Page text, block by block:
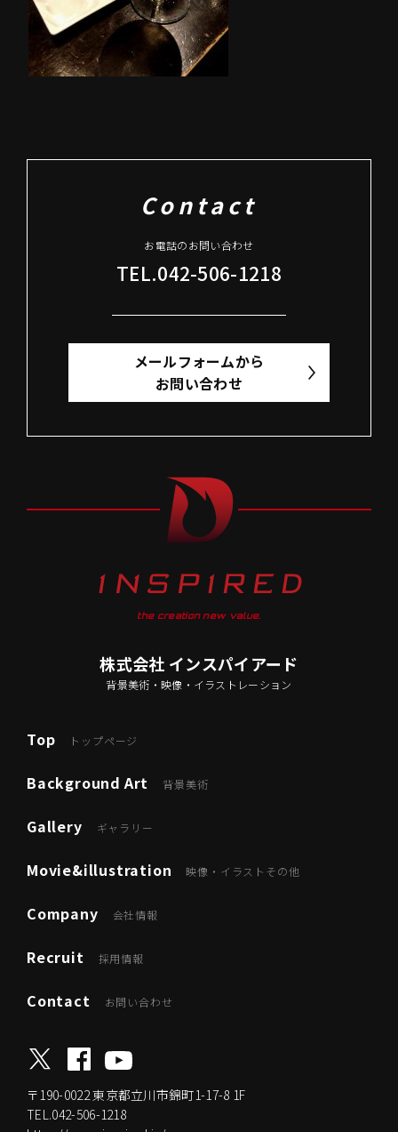
Contact
お電話のお問い合わせ
TEL.042-506-1218
メールフォームから
お問い合わせ
the creation new value.
株式会社 インスパイアード
背景美術・映像・イラストレーション
Top トップページ
Background Art 背景美術
Gallery ギャラリー
Movie&illustration 映像・イラストその他
Company 会社情報
Recruit 採用情報
Contact お問い合わせ
〒190-0022東京都立川市錦町1-17-8 1F
TEL.042-506-1218